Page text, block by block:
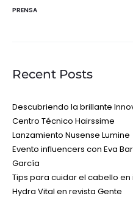
PRENSA
Recent Posts
Descubriendo la brillante
Centro Técnico Hairssime
Lanzamiento Nusense Lumine
Evento influencers con Eva
García
Tips para cuidar el cabello en
Hydra Vital en revista Gente